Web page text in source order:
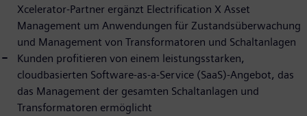
Xcelerator-Partner ergänzt Electrification X Asset
Management um Anwendungen für Zustandsüberwachung
und Management von Transformatoren und Schaltanlagen
Kunden profitieren von einem leistungsstarken,
cloudbasierten Software-as-a-Service (SaaS)-Angebot, das
das Management der gesamten Schaltanlagen und
Transformatoren ermöglicht